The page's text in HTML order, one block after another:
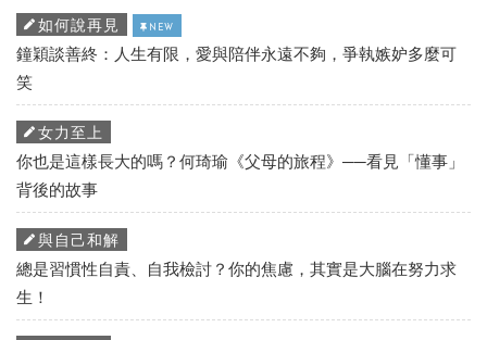
如何說再見 NEW
鐘穎談善終：人生有限，愛與陪伴永遠不夠，爭執嫉妒多麼可
笑
女力至上
你也是這樣長大的嗎？何琦瑜《父母的旅程》──看見「懂事」
背後的故事
與自己和解
總是習慣性自責、自我檢討？你的焦慮，其實是大腦在努力求
生！